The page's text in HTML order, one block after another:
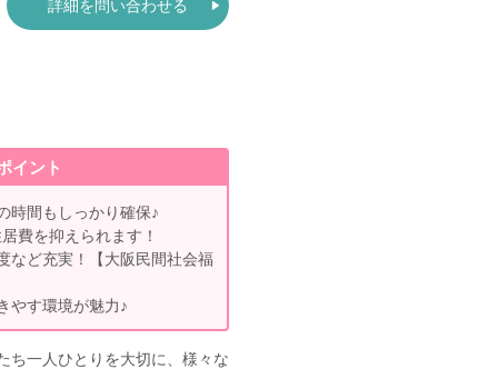
詳細を問い合わせる
イント
間もしっかり確保♪
費を抑えられます！
など充実！【大阪民間社会福
やす環境が魅力♪
ち一人ひとりを大切に、様々な